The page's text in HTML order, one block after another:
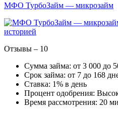
МФО ТурбоЗайм — микрозайм
историей
Отзывы – 10
Сумма займа: от 3 000 до
Срок займа: от 7 до 168
Ставка: 1% в день
Процент одобрения:
Время рассмотрения: 20